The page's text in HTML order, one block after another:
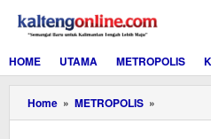
konten
HOME
UTAMA METROPOLIS
Home » METROPOLIS »
1014/Pbn